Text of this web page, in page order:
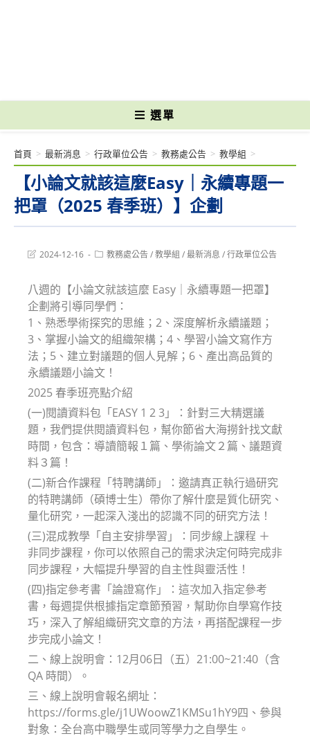
選單
【小論文就該這麼Easy｜永續專題一
把罩（2025 春季班）】企劃
首頁 > 最新消息 > 行政單位公告 > 教務處公告 > 教學組 >
Post2024-12-16
Post教務處公告/教學組 /最新消息 /行政單位公告
八週的【小論文就該這麼 Easy｜永續專題一把罩】
企劃將引導同學們：
1、熟悉學術探究的思維；2、深度解析永續議題；
3、掌握小論文的組織架構；4、學習小論文寫作方
法；5、建立對議題的個人見解；6、產出高品質的
永續議題小論文！
2025 春季班亮點介紹
(一)閱讀資料包「EASY 1 2 3」：針對三大精選議
題，我們提供閱讀資料包，幫你節省大海撈針找文獻
時間，包含：導讀簡報１篇、學術論文２篇、議題資
料３篇！
(二)新合作課程「特聘講師」：邀請真正執行過研究
的特聘講師（碩博士生）帶你了解什麼是質化研究、
量化研究，一起深入淺出的認識不同的研究方法！
(三)混成教學「自主安排學習」：同步線上課程 ＋
非同步課程，你可以依照自己的需求決定何時完成非
同步課程，大幅提升學習的自主性與靈活性！
(四)指定參考書「論證寫作」：這次加入指定參考
書，每週提供根據指定章節預習，幫助你自學寫作技
巧，深入了解組織研究文章的方法，再搭配課程一步
步完成小論文！
二、線上說明會：12月06日（五）21:00~21:40（含
QA 時間）。
三、線上說明會報名網址：
https://forms.gle/j1UWoowZ1KMSu1hY9四、參與
對象：全台高中職學生或同等學力之自學生。